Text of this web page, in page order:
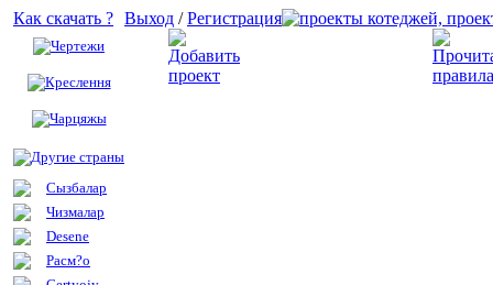
Как скачать ?
Чертежи
Креслення
Чарцяжы
Другие страны
Сызбалар
Чизмалар
Desene
Расм?о
Выход /Регистрация